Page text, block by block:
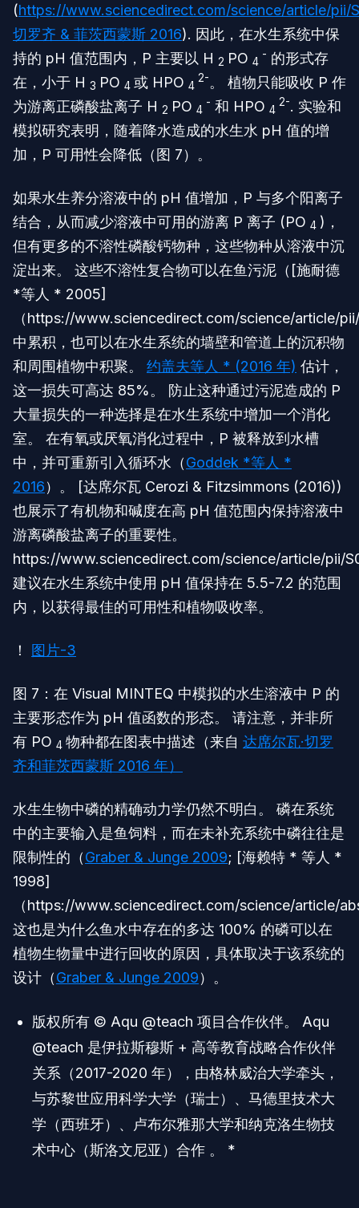
(https://www.sciencedirect.com/science/article/pii/
切罗齐 & 菲茨西蒙斯 2016). 因此，在水生系统中保
持的 pH 值范围内，P 主要以 H 2 PO 4
- 的形式存
在，小于 H 3 PO 4 或 HPO 4
2-。 植物只能吸收 P 作
为游离正磷酸盐离子 H 2 PO 4
- 和 HPO 4
2-. 实验和
模拟研究表明，随着降水造成的水生水 pH 值的增
加，P 可用性会降低（图 7）。
如果水生养分溶液中的 pH 值增加，P 与多个阳离子
结合，从而减少溶液中可用的游离 P 离子 (PO 4 )，
但有更多的不溶性磷酸钙物种，这些物种从溶液中沉
淀出来。 这些不溶性复合物可以在鱼污泥（[施耐德
*等人 * 2005]
（https://www.sciencedirect.com/science/article/
中累积，也可以在水生系统的墙壁和管道上的沉积物
和周围植物中积聚。 约盖夫等人 * (2016 年) 估计，
这一损失可高达 85%。 防止这种通过污泥造成的 P
大量损失的一种选择是在水生系统中增加一个消化
室。 在有氧或厌氧消化过程中，P 被释放到水槽
中，并可重新引入循环水（Goddek *等人 *
2016）。 [达席尔瓦 Cerozi & Fitzsimmons (2016))
也展示了有机物和碱度在高 pH 值范围内保持溶液中
游离磷酸盐离子的重要性。
https://www.sciencedirect.com/science/article/pii/
建议在水生系统中使用 pH 值保持在 5.5-7.2 的范围
内，以获得最佳的可用性和植物吸收率。
！ 图片-3
图 7：在 Visual MINTEQ 中模拟的水生溶液中 P 的
主要形态作为 pH 值函数的形态。 请注意，并非所
有 PO 4 物种都在图表中描述（来自 达席尔瓦·切罗
齐和菲茨西蒙斯 2016 年）
水生生物中磷的精确动力学仍然不明白。 磷在系统
中的主要输入是鱼饲料，而在未补充系统中磷往往是
限制性的（Graber & Junge 2009; [海赖特 * 等人 *
1998]
（https://www.sciencedirect.com/science/article/
这也是为什么鱼水中存在的多达 100% 的磷可以在
植物生物量中进行回收的原因，具体取决于该系统的
设计（Graber & Junge 2009）。
版权所有 © Aqu @teach 项目合作伙伴。 Aqu
@teach 是伊拉斯穆斯 + 高等教育战略合作伙伴
关系（2017-2020 年），由格林威治大学牵头，
与苏黎世应用科学大学（瑞士）、马德里技术大
学（西班牙）、卢布尔雅那大学和纳克洛生物技
术中心（斯洛文尼亚）合作 。 *